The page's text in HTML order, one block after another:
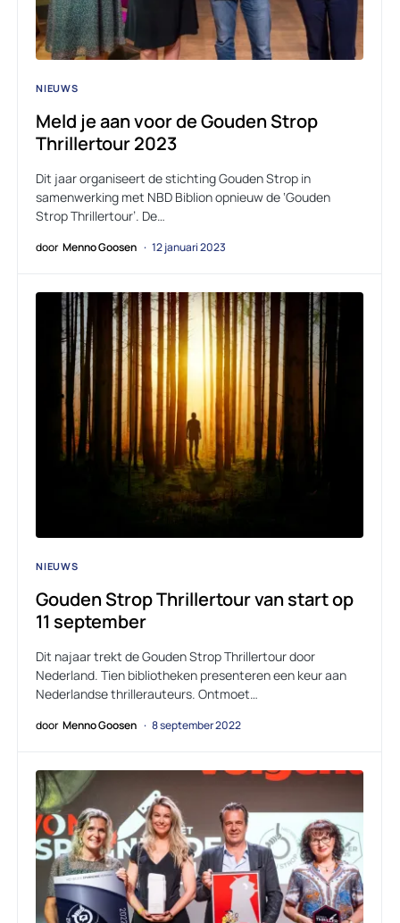
NIEUWS
Meld je aan voor de Gouden Strop
Thrillertour 2023
Dit jaar organiseert de stichting Gouden Strop in
samenwerking met NBD Biblion opnieuw de ‘Gouden
Strop Thrillertour’. De…
door Menno Goosen 12 januari 2023
NIEUWS
Gouden Strop Thrillertour van start op
11 september
Dit najaar trekt de Gouden Strop Thrillertour door
Nederland. Tien bibliotheken presenteren een keur aan
Nederlandse thrillerauteurs. Ontmoet…
door Menno Goosen 8 september 2022